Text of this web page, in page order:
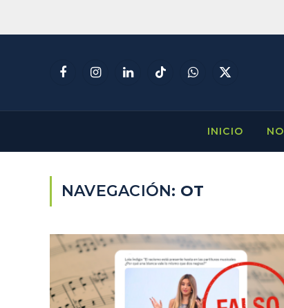
FacebookInstagramLinkedInTikTokWhatsApp
X
INICIO
NAVEGACIÓN: OT